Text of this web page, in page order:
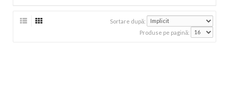
Sortare după:
Produse pe pagină: